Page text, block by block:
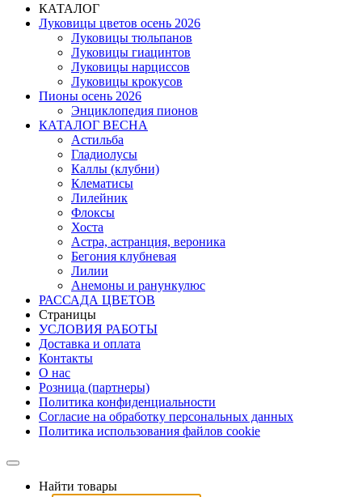
КАТАЛОГ
Луковицы цветов осень 2026
Луковицы тюльпанов
Луковицы гиацинтов
Луковицы нарциссов
Луковицы крокусов
Пионы осень 2026
Энциклопедия пионов
КАТАЛОГ ВЕСНА
Астильба
Гладиолусы
Каллы (клубни)
Клематисы
Лилейник
Флоксы
Хоста
Астра, астранция, вероника
Бегония клубневая
Лилии
Анемоны и ранункулюс
РАССАДА ЦВЕТОВ
Страницы
УСЛОВИЯ РАБОТЫ
Доставка и оплата
Контакты
О наc
Розница (партнеры)
Политика конфиденциальности
Согласие на обработку персональных данных
Политика использования файлов сookie
Найти товары